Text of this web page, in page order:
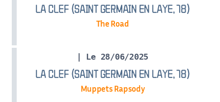
LA CLEF (SAINT GERMAIN EN LAYE, 78)
The Road
| Le 28/06/2025
LA CLEF (SAINT GERMAIN EN LAYE, 78)
Muppets Rapsody